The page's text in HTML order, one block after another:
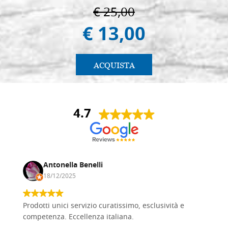
€ 25,00
€ 13,00
ACQUISTA
4.7
Antonella Benelli
18/12/2025
Prodotti unici servizio curatissimo, esclusività e
competenza. Eccellenza italiana.